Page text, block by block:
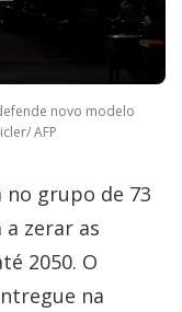
novo modelo
AFP
no grupo de 73
zerar as
2050. O
na